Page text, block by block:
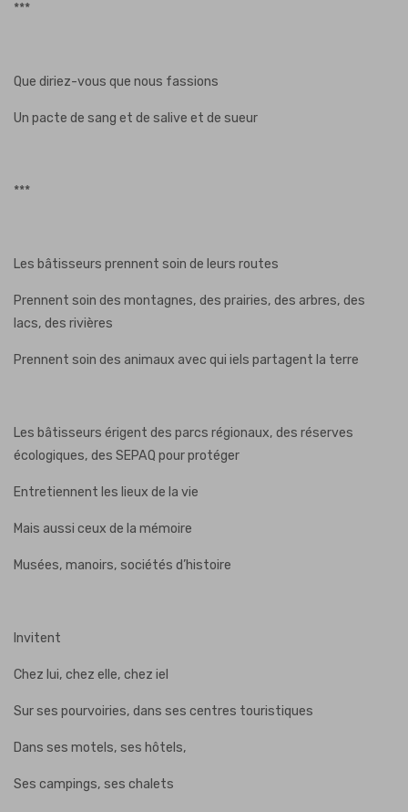
***
Que diriez-vous que nous fassions
Un pacte de sang et de salive et de sueur
***
Les bâtisseurs prennent soin de leurs routes
Prennent soin des montagnes, des prairies, des arbres, des
lacs, des rivières
Prennent soin des animaux avec qui iels partagent la terre
Les bâtisseurs érigent des parcs régionaux, des réserves
écologiques, des SEPAQ pour protéger
Entretiennent les lieux de la vie
Mais aussi ceux de la mémoire
Musées, manoirs, sociétés d’histoire
Invitent
Chez lui, chez elle, chez iel
Sur ses pourvoiries, dans ses centres touristiques
Dans ses motels, ses hôtels,
Ses campings, ses chalets